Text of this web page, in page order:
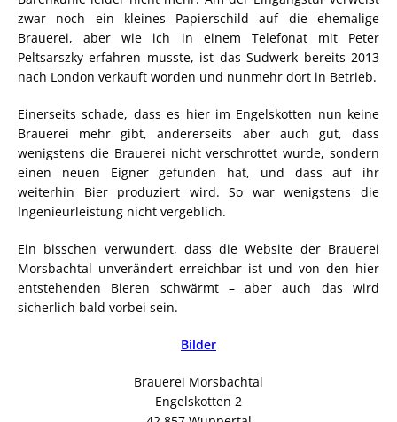
zwar noch ein kleines Papierschild auf die ehemalige
Brauerei, aber wie ich in einem Telefonat mit Peter
Peltsarszky erfahren musste, ist das Sudwerk bereits 2013
nach London verkauft worden und nunmehr dort in Betrieb.
Einerseits schade, dass es hier im Engelskotten nun keine
Brauerei mehr gibt, andererseits aber auch gut, dass
wenigstens die Brauerei nicht verschrottet wurde, sondern
einen neuen Eigner gefunden hat, und dass auf ihr
weiterhin Bier produziert wird. So war wenigstens die
Ingenieurleistung nicht vergeblich.
Ein bisschen verwundert, dass die Website der Brauerei
Morsbachtal unverändert erreichbar ist und von den hier
entstehenden Bieren schwärmt – aber auch das wird
sicherlich bald vorbei sein.
Bilder
Brauerei Morsbachtal
Engelskotten 2